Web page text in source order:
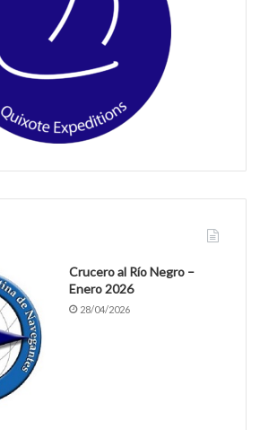
Crucero al Río Negro –
Enero 2026
28/04/2026